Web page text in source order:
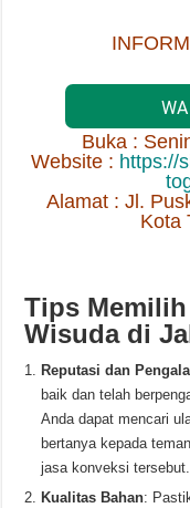
Buka :
Website : https://
Alamat : Jl.
Kota
Tips
Wisuda di
Reputasi dan
baik dan telah
Anda dapat mencari
bertanya kepada
jasa konveksi tersebut.
Kualitas Bahan: